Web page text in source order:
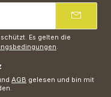
Es gelten die
.
AGB gelesen und bin mit